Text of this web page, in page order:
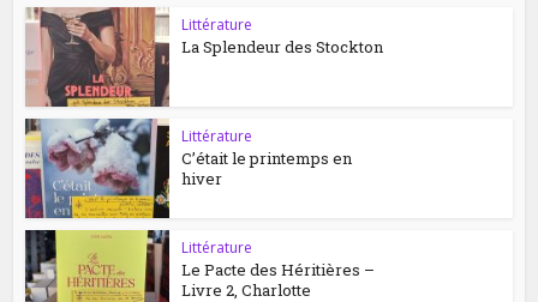
Littérature
La Splendeur des Stockton
Littérature
C’était le printemps en
hiver
Littérature
Le Pacte des Héritières –
Livre 2, Charlotte